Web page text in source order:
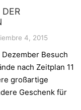
4, 2015
Besuch
nach Zeitplan 11
großartige
Geschenk für